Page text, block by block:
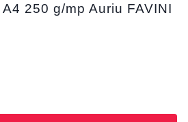
250 g/mp Auriu FAVINI